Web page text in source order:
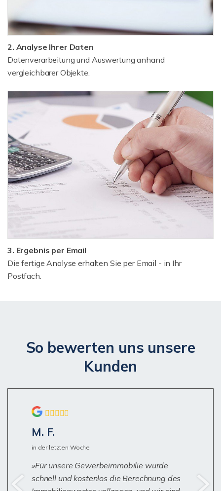
2. Analyse Ihrer Daten
Datenverarbeitung und Auswertung anhand
vergleichbarer Objekte.
3. Ergebnis per Email
Die fertige Analyse erhalten Sie per Email - in Ihr
Postfach.
So bewerten uns unsere
Kunden
M. F.
in der letzten Woche
Für unsere Gewerbeimmobilie wurde
schnell und kostenlos die Berechnung des